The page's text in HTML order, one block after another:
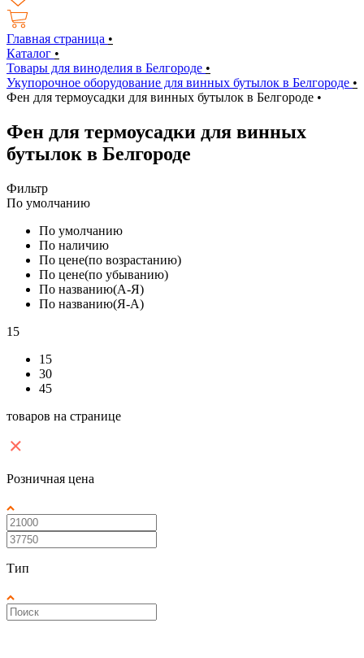
Главная страница •
Каталог •
Товары для виноделия в Белгороде •
Укупорочное оборудование для винных бутылок в Белгороде •
Фен для термоусадки для винных бутылок в Белгороде •
Фен для термоусадки для винных
бутылок в Белгороде
Фильтр
По умолчанию
По умолчанию
По наличию
По цене(по возрастанию)
По цене(по убыванию)
По названию(А-Я)
По названию(Я-А)
15
15
30
45
товаров на странице
Розничная цена
Тип